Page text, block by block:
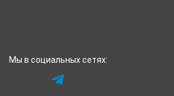
Мы в социальных сетях: